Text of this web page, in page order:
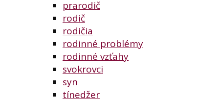
prarodič
rodič
rodičia
rodinné problémy
rodinné vzťahy
svokrovci
syn
tínedžer